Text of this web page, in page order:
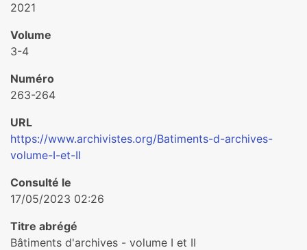
2021
Volume
3-4
Numéro
263-264
URL
https://www.archivistes.org/Batiments-d-archives-
volume-I-et-II
Consulté le
17/05/2023 02:26
Titre abrégé
Bâtiments d'archives - volume I et II